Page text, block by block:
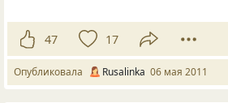
47 17
Опубликовала Rusalinka 06 мая 2011